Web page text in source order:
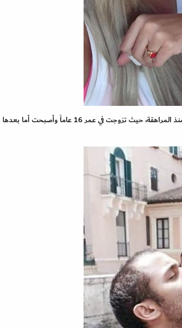
أبرز النجمات اللاتي حملهن مسؤولية الأمومة منذ المراهقة، حيث تزوجت في عمر 16 عاماً